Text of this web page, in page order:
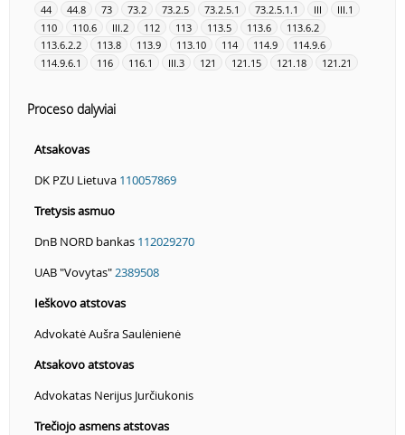
44
44.8 73 73.2 73.2.5 73.2.5.1 73.2.5.1.1 III
III.1
110
110.6 III.2 112 113 113.5 113.6
113.6.2
113.6.2.2
113.8 113.9 113.10 114 114.9
114.9.6
114.9.6.1
116 116.1 III.3 121 121.15 121.18 121.21
Proceso dalyviai
Atsakovas
DK PZU Lietuva 110057869
Tretysis asmuo
DnB NORD bankas 112029270
UAB "Vovytas" 2389508
Ieškovo atstovas
Advokatė Aušra Saulėnienė
Atsakovo atstovas
Advokatas Nerijus Jurčiukonis
Trečiojo asmens atstovas